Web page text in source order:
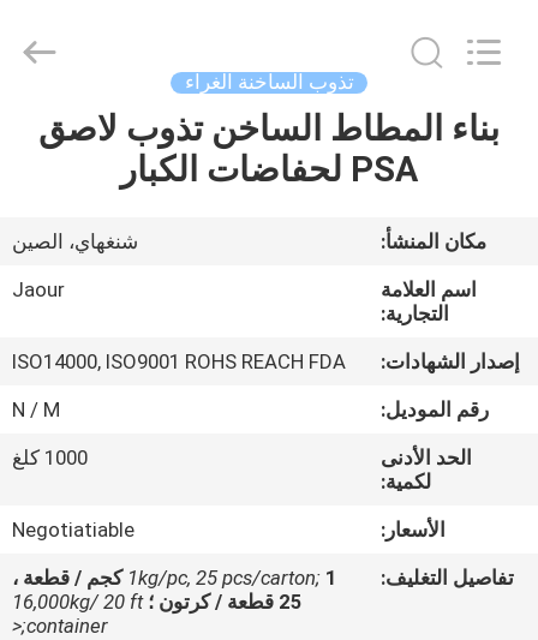
بيت
معلومات
جولة
المصنع
مراقبة
الجودة
Adhesive
Products
تذوب الساخنة الغراء
بناء المطاط الساخن تذوب لاصق
PSA لحفاضات الكبار
مكان المنشأ:
شنغهاي، الصين
اسم العلامة
التجارية:
Jaour
إصدار الشهادات:
ISO14000, ISO9001 ROHS REACH FDA
رقم الموديل:
N / M
الحد الأدنى
لكمية:
1000 كلغ
الأسعار:
Negotiatiable
تفاصيل التغليف:
1kg/pc, 25 pcs/carton; 1 كجم / قطعة ،
25 قطعة / كرتون ؛
16,000kg/ 20 ft
container;<